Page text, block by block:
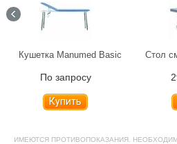
Кушетка Manumed Basic
По запросу
Купить
Стол
ИМЕЮТСЯ ПРОТИВОПОКАЗАНИЯ.